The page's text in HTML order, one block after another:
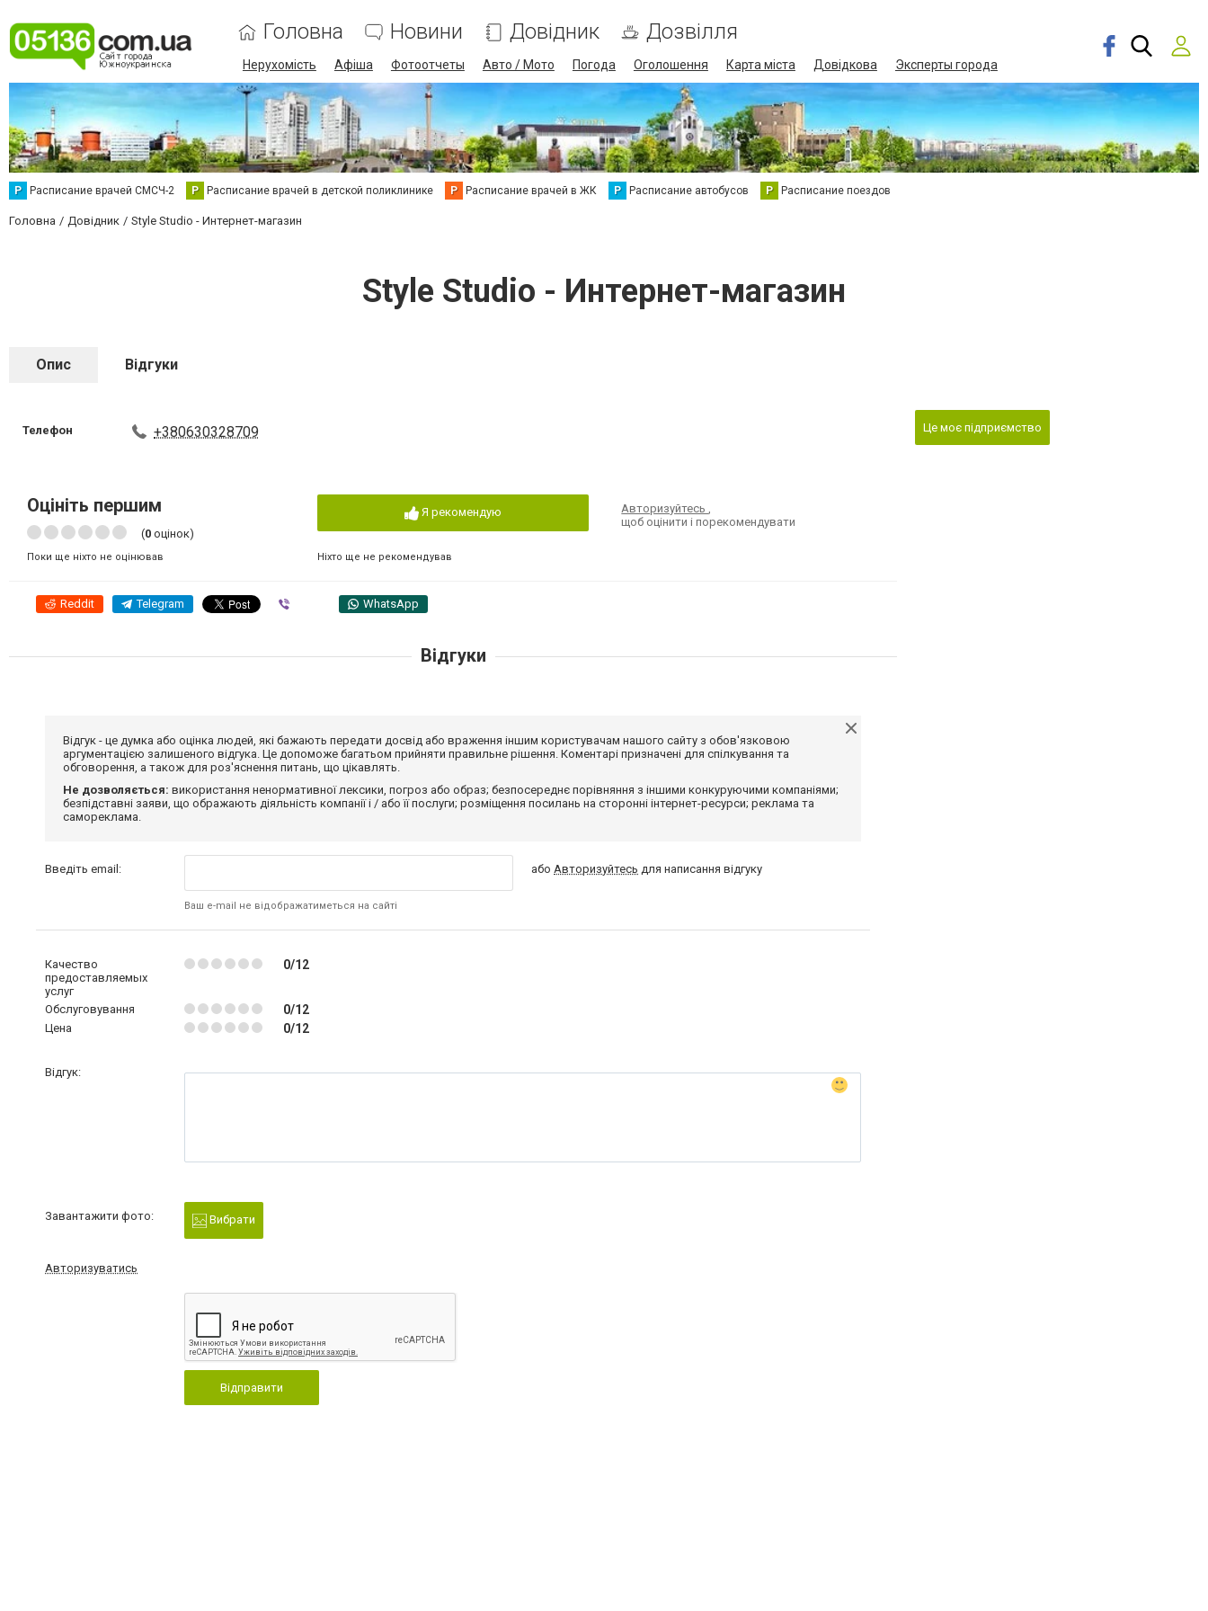
Головна Новини Довідник Дозвілля
Нерухомість Афіша Фотоотчеты Авто / Мото Погода Оголошення Карта міста Довідкова Эксперты города
Р Расписание врачей СМСЧ-2 Р Расписание врачей в детской поликлинике Р Расписание врачей в ЖК Р Расписание автобусов Р Расписание поездов
Головна Довідник Style Studio - Интернет-магазин
Style Studio - Интернет-магазин
Опис Відгуки
Телефон +380630328709
Оцініть першим
(0 оцінок)
Поки ще ніхто не оцінював
Я рекомендую
Ніхто ще не рекомендував
Авторизуйтесь,
щоб оцінити і порекомендувати
Reddit Telegram WhatsApp
Це моє підприємство
Відгуки
Відгук - це думка або оцінка людей, які бажають передати досвід або враження іншим користувачам нашого сайту з обов'язковою
аргументацією залишеного відгука. Це допоможе багатьом прийняти правильне рішення. Коментарі призначені для спілкування та
обговорення, а також для роз'яснення питань, що цікавлять.
Не дозволяється: використання ненормативної лексики, погроз або образ; безпосереднє порівняння з іншими конкуруючими компаніями;
безпідставні заяви, що ображають діяльність компанії і / або її послуги; розміщення посилань на сторонні інтернет-ресурси; реклама та
самореклама.
Введіть email:
Ваш e-mail не відображатиметься на сайті
абоАвторизуйтесь для написання відгуку
Качество
предоставляемых
услуг
0/12
Обслуговування 0/12
Цена 0/12
Відгук:
Завантажити фото: Вибрати
Авторизуватись
Відправити